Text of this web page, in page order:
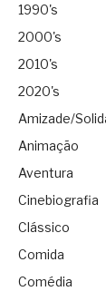
1990's
2000's
2010's
2020's
Amizade/
Animação
Aventura
Cinebiografia
Clássico
Comida
Comédia